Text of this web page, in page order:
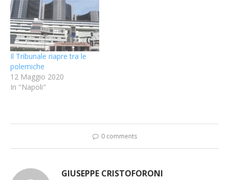
Il Tribunale riapre tra le
polemiche
12 Maggio 2020
In "Napoli"
0 comments
GIUSEPPE CRISTOFORONI